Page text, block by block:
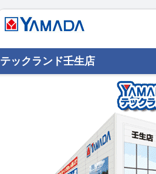
テックランド壬生店